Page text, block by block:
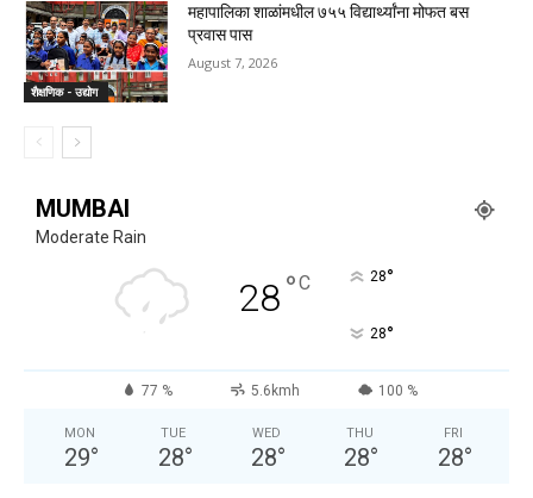
शैक्षणिक - उद्योग
महापालिका शाळांमधील ७५५ विद्यार्थ्यांना मोफत बस
प्रवास पास
August 7, 2026
MUMBAI
Moderate Rain
28°C 28°
28°
77 % 5.6kmh 100 %
MON
29°
TUE
28°
WED
28°
THU
28°
FRI
28°